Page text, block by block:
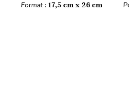
Format : 17,5 cm x 26 cm